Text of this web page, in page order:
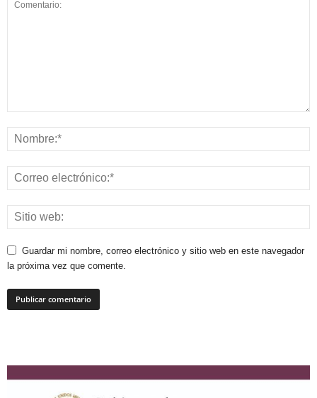
Guardar mi nombre, correo electrónico y sitio web en este navegador
la próxima vez que comente.